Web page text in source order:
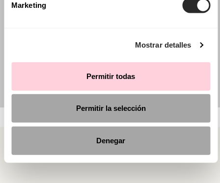
Marketing
Mostrar detalles
Permitir todas
Permitir la selección
Denegar